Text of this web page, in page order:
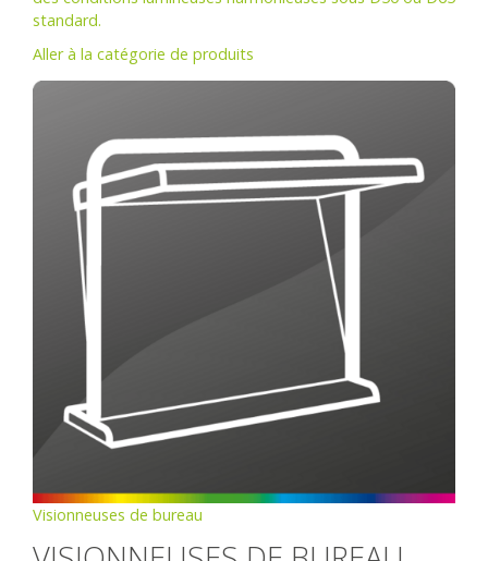
standard.
Aller à la catégorie de produits
Visionneuses de bureau